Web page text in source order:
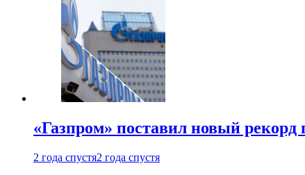
«Газпром» поставил новый
2 года спустя2 года спустя